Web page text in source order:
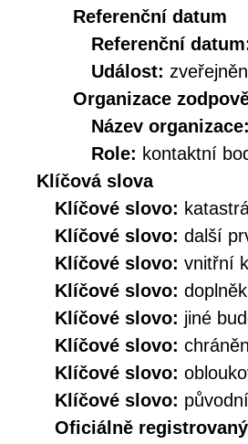
Referenční datum
Referenční
Událost:
Organizace
Název organizace:
Role: kontaktní
Klíčová slova
Klíčové slovo:
Klíčové slovo: další
Klíčové slovo: vnitřní
Klíčové slovo:
Klíčové slovo: jiné
Klíčové slovo:
Klíčové slovo:
Klíčové slovo:
Oficiálně